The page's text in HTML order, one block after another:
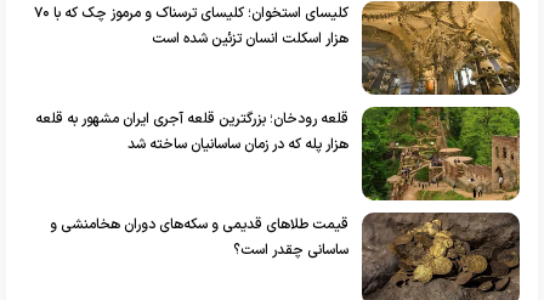
کلیسای استخوان؛ کلیسای ترسناک و مرموز چک که با ۷۰
هزار اسکلت انسان تزئین شده است
قلعه رودخان؛ بزرگترین قلعه آجری ایران مشهور به قلعه
هزار پله که در زمان ساسانیان ساخته شد
قیمت طلا‌های قدیمی و سکه‌های دوران هخامنشی و
ساسانی چقدر است؟